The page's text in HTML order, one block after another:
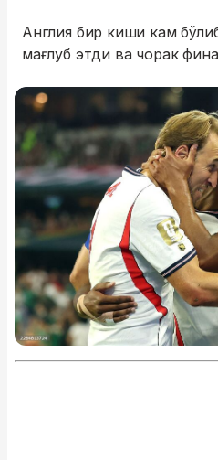
Англия бир киши кам
мағлуб этди ва чорак